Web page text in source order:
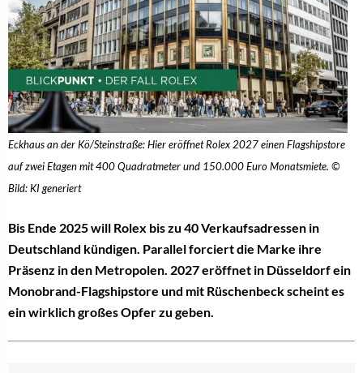
Eckhaus an der Kö/Steinstraße: Hier eröffnet Rolex 2027 einen Flagshipstore
auf zwei Etagen mit 400 Quadratmeter und 150.000 Euro Monatsmiete. ©
Bild: KI generiert
Bis Ende 2025 will Rolex bis zu 40 Verkaufsadressen in
Deutschland kündigen. Parallel forciert die Marke ihre
Präsenz in den Metropolen. 2027 eröffnet in Düsseldorf ein
Monobrand-Flagshipstore und mit Rüschenbeck scheint es
ein wirklich großes Opfer zu geben.